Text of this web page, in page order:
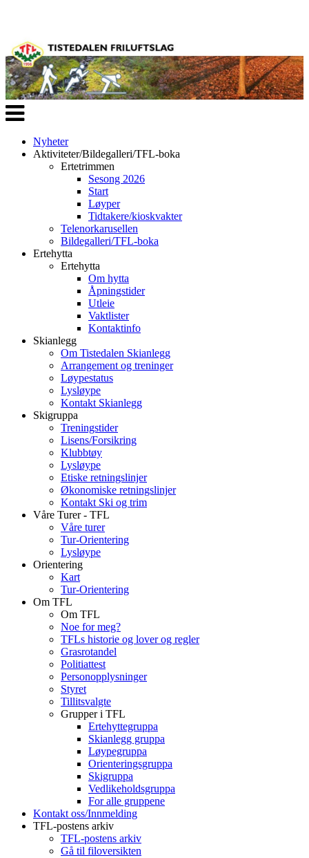
Veksle
navigasjon
Nyheter
Aktiviteter/Bildegalleri/TFL-boka
Ertetrimmen
Sesong 2026
Start
Løyper
Tidtakere/kioskvakter
Telenorkarusellen
Bildegalleri/TFL-boka
Ertehytta
Ertehytta
Om hytta
Åpningstider
Utleie
Vaktlister
Kontaktinfo
Skianlegg
Om Tistedalen Skianlegg
Arrangement og treninger
Løypestatus
Lysløype
Kontakt Skianlegg
Skigruppa
Treningstider
Lisens/Forsikring
Klubbtøy
Lysløype
Etiske retningslinjer
Økonomiske retningslinjer
Kontakt Ski og trim
Våre Turer - TFL
Våre turer
Tur-Orientering
Lysløype
Orientering
Kart
Tur-Orientering
Om TFL
Om TFL
Noe for meg?
TFLs historie og lover og regler
Grasrotandel
Politiattest
Personopplysninger
Styret
Tillitsvalgte
Grupper i TFL
Ertehyttegruppa
Skianlegg gruppa
Løypegruppa
Orienteringsgruppa
Skigruppa
Vedlikeholdsgruppa
For alle gruppene
Kontakt oss/Innmelding
TFL-postens arkiv
TFL-postens arkiv
Gå til filoversikten